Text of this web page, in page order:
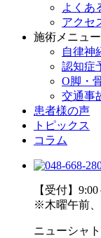
よくあ
アクセ
施術メニュー
自律神
認知症
O脚・
交通事
患者様の声
トピックス
コラム
【受付】
※木曜午前
ニューシャ